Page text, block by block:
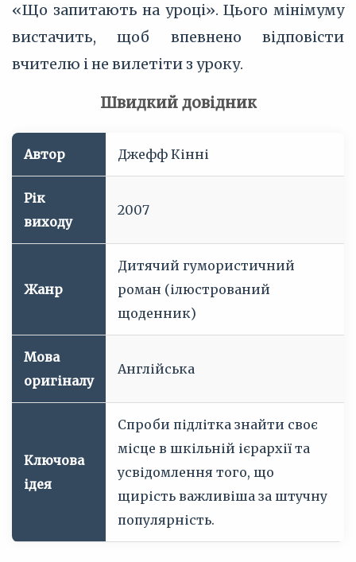
«Що запитають на уроці». Цього мінімуму
вистачить, щоб впевнено відповісти
вчителю і не вилетіти з уроку.
Швидкий довідник
Автор Джефф Кінні
Рік
виходу
2007
Жанр
Дитячий гумористичний
роман (ілюстрований
щоденник)
Мова
оригіналу
Англійська
Ключова
ідея
Спроби підлітка знайти своє
місце в шкільній ієрархії та
усвідомлення того, що
щирість важливіша за штучну
популярність.